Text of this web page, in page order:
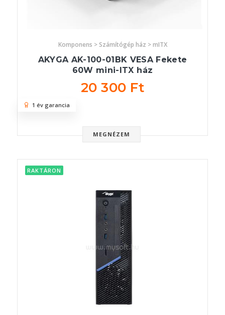
Komponens > Számítógép ház > mITX
AKYGA AK-100-01BK VESA Fekete
60W mini-ITX ház
20 300 Ft
MEGNÉZEM
1 év garancia
RAKTÁRON